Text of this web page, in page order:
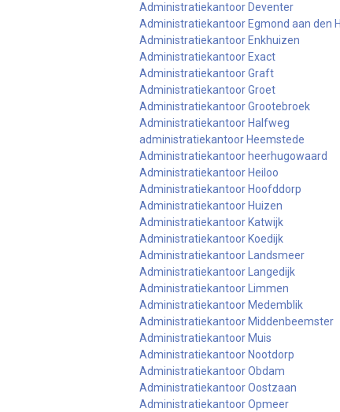
Administratiekantoor Deventer
Administratiekantoor Egmond aan den
Administratiekantoor Enkhuizen
Administratiekantoor Exact
Administratiekantoor Graft
Administratiekantoor Groet
Administratiekantoor Grootebroek
Administratiekantoor Halfweg
administratiekantoor Heemstede
Administratiekantoor heerhugowaard
Administratiekantoor Heiloo
Administratiekantoor Hoofddorp
Administratiekantoor Huizen
Administratiekantoor Katwijk
Administratiekantoor Koedijk
Administratiekantoor Landsmeer
Administratiekantoor Langedijk
Administratiekantoor Limmen
Administratiekantoor Medemblik
Administratiekantoor Middenbeemster
Administratiekantoor Muis
Administratiekantoor Nootdorp
Administratiekantoor Obdam
Administratiekantoor Oostzaan
Administratiekantoor Opmeer